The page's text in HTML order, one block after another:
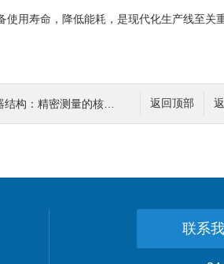
用寿命，降低能耗，是现代化生产线至关
返回顶部
：精密测量的核心奥秘
联系